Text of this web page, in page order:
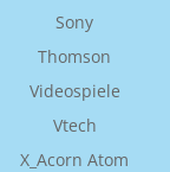
Sony
Thomson
Videospiele
Vtech
X_Acorn Atom